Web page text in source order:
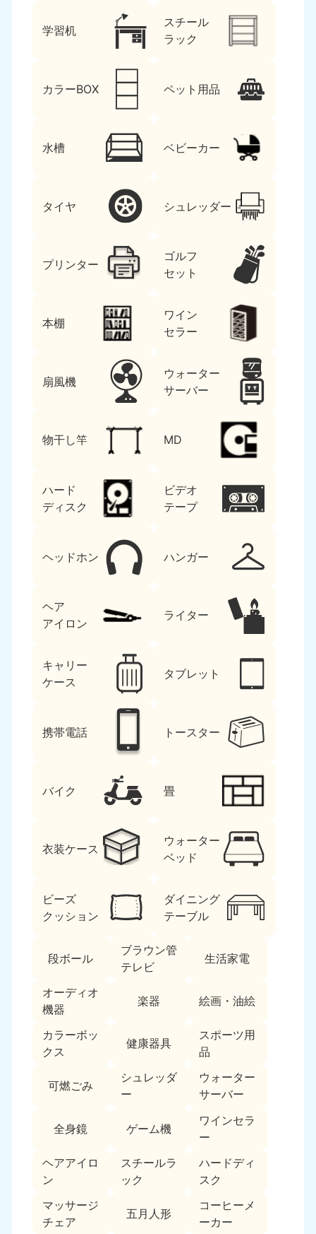
学習机
スチール
ラック
カラーBOX ペット用品
水槽 ベビーカー
タイヤ シュレッダー
プリンター
ゴルフ
セット
本棚
ワイン
セラー
扇風機
ウォーター
サーバー
物干し竿 MD
ハード
ディスク
ビデオ
テープ
ヘッドホン ハンガー
ヘア
アイロン
ライター
キャリー
ケース
タブレット
携帯電話 トースター
バイク 畳
衣装ケース
ウォーター
ベッド
ビーズ
クッション
ダイニング
テーブル
段ボール
ブラウン管
テレビ
生活家電
オーディオ
機器
楽器 絵画・油絵
カラーボッ
クス
健康器具
スポーツ用
品
可燃ごみ
シュレッダ
ー
ウォーター
サーバー
全身鏡 ゲーム機
ワインセラ
ー
ヘアアイロ
ン
スチールラ
ック
ハードディ
スク
マッサージ
チェア
五月人形
コーヒーメ
ーカー
北海道・東北
050-1881-5277
9:00〜19:00 年中無休
050-1881-5276
9:00〜19:00 年中無休
岩手県
9:00〜19:00 年中無休 9:00〜19:00 年中無休
050-1881-5273
9:00〜19:00 年中無休
050-1881-5272
9:00〜19:00 年中無休